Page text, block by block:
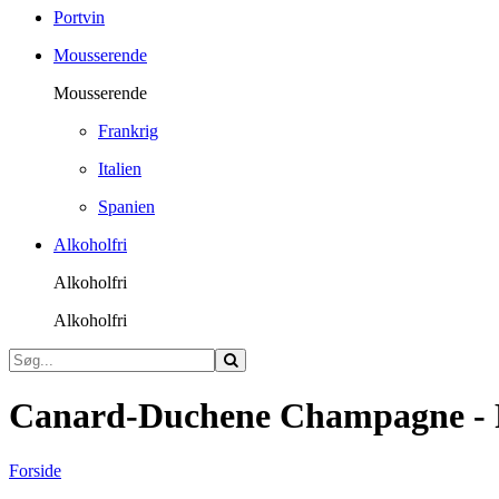
Portvin
Mousserende
Mousserende
Frankrig
Italien
Spanien
Alkoholfri
Alkoholfri
Alkoholfri
Canard-Duchene Champagne -
Forside